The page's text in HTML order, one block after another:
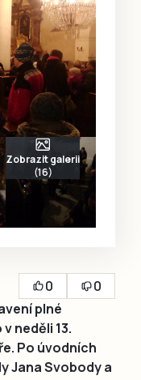
Zobrazit galerii
(16)
0
0
plné
neděli 13.
Po úvodních
Jana Svobody a